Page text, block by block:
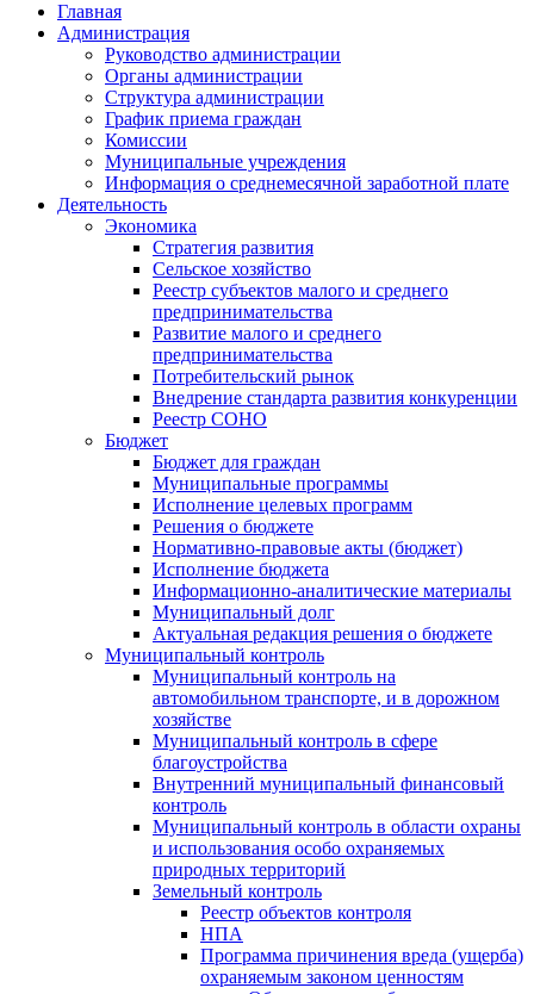
Главная
Администрация
Руководство администрации
Органы администрации
Структура администрации
График приема граждан
Комиссии
Муниципальные учреждения
Информация о среднемесячной заработной плате
Деятельность
Экономика
Стратегия развития
Сельское хозяйство
Реестр субъектов малого и среднего
предпринимательства
Развитие малого и среднего
предпринимательства
Потребительский рынок
Внедрение стандарта развития конкуренции
Реестр СОНО
Бюджет
Бюджет для граждан
Муниципальные программы
Исполнение целевых программ
Решения о бюджете
Нормативно-правовые акты (бюджет)
Исполнение бюджета
Информационно-аналитические материалы
Муниципальный долг
Актуальная редакция решения о бюджете
Муниципальный контроль
Муниципальный контроль на
автомобильном транспорте, и в дорожном
хозяйстве
Муниципальный контроль в сфере
благоустройства
Внутренний муниципальный финансовый
контроль
Муниципальный контроль в области охраны
и использования особо охраняемых
природных территорий
Земельный контроль
Реестр объектов контроля
НПА
Программа причинения вреда (ущерба)
охраняемым законом ценностям